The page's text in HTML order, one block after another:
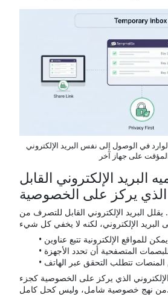
في الوصول إلى نفس البريد الإلكتروني
البريد الإلكتروني القابل
يركز على الخصوصية
البريد الإلكتروني القابل للتصرف من
المتصفحية أن تحدد الأجهزة
تتطلب التحقق عبر الهاتف
الذي يركز على الخصوصية كجزء
من نهج خصوصية شامل، وليس كحل كامل.